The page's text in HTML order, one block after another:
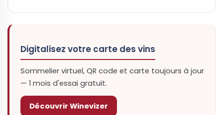
Digitalisez votre carte des vins
Sommelier virtuel, QR code et carte toujours à jour
— 1 mois d'essai gratuit.
Découvrir Winevizer